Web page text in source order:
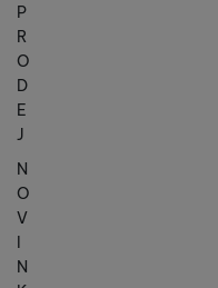
P
R
O
D
E
J
N
O
V
I
N